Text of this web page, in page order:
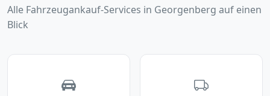
Alle Fahrzeugankauf-Services in Georgenberg auf einen
Blick